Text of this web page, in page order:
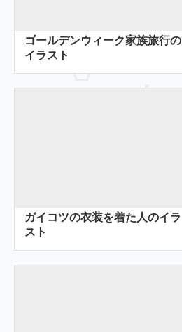
ゴールデンウィーク家族旅行の
イラスト
ガイコツの衣装を着た人のイラ
スト